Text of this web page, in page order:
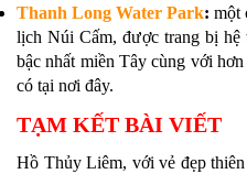
Thanh Long Water Park:một
lịch Núi Cấm, được trang bị hệ
bậc nhất miền Tây cùng với
có tại nơi đây.
TẠM KẾT BÀI VIẾT
Hồ Thủy Liêm, với vẻ đẹp